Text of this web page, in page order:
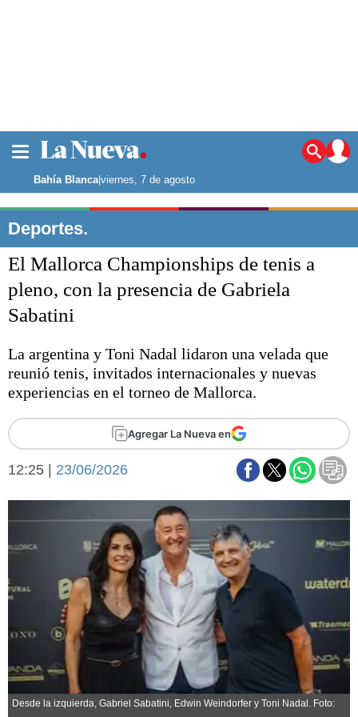
Noticias
La ciudad
Punta Alta
El mundo
Seguridad
Liga del Sur
Básquetbol
Fútbol
Aplausos
Cines
Economía y campo
Economía y finanzas
Con el campo
Espacio empresas
Sociedad y tiempo
Sociedad
Tecnología
Turismo
Salud
Es viral
Fúnebres
Clasificados
Bahía Blanca|viernes, 7 de agosto
Deportes.
El Mallorca Championships de tenis a
pleno, con la presencia de Gabriela
Sabatini
La argentina y Toni Nadal lidaron una velada que
reunió tenis, invitados internacionales y nuevas
experiencias en el torneo de Mallorca.
Agregar La Nueva en
12:25 | 23/06/2026
Desde la izquierda, Gabriel Sabatini, Edwin Weindorfer y Toni Nadal. Foto: